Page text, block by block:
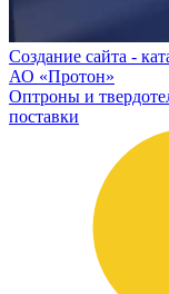
Создание сайта -
АО «Протон»
Оптроны и
поставки